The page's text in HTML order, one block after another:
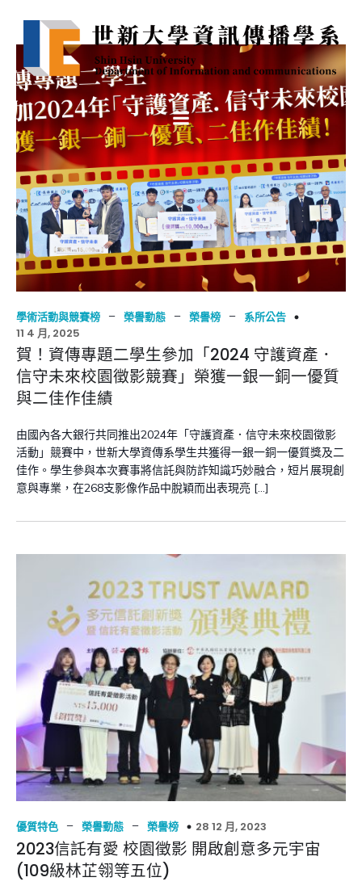
學術活動與競賽榜 – 榮譽動態 – 榮譽榜 – 系所公告
11 4 月, 2025
賀！資傳專題二學生參加「2024 守護資產．
信守未來校園徵影競賽」榮獲一銀一銅一優質
與二佳作佳績
由國內各大銀行共同推出2024年「守護資產．信守未來校園徵影
活動」競賽中，世新大學資傳系學生共獲得一銀一銅一優質獎及二
佳作。學生參與本次賽事將信託與防詐知識巧妙融合，短片展現創
意與專業，在268支影像作品中脫穎而出表現亮 […]
優質特色 – 榮譽動態 – 榮譽榜 28 12 月, 2023
2023信託有愛 校園徵影 開啟創意多元宇宙
(109級林芷翎等五位)